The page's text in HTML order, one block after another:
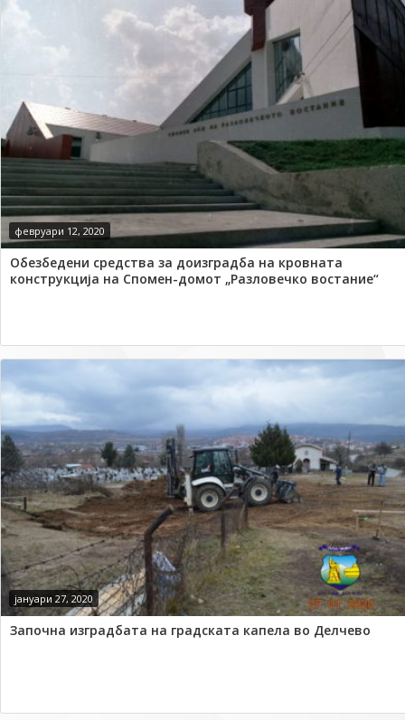
февруари 12, 2020
Обезбедени средства за доизградба на кровната
конструкција на Спомен-домот „Разловечко востание“
јануари 27, 2020
Започна изградбата на градската капела во Делчево